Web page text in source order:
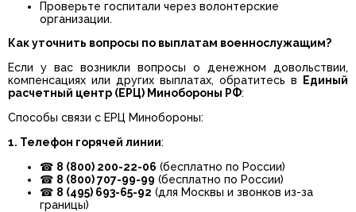
Проверьте госпитали через волонтерские
организации.
Как уточнить вопросы по выплатам военнослужащим?
Если у вас возникли вопросы о денежном довольствии,
компенсациях или других выплатах, обратитесь в
Единый
расчетный центр (ЕРЦ) Минобороны РФ:
Способы связи с ЕРЦ Минобороны:
1. Телефон горячей линии:
☎ 8 (800) 200-22-06 (бесплатно по России)
☎ 8 (800) 707-99-99 (бесплатно по России)
☎ 8 (495) 693-65-92 (для Москвы и звонков из-за
границы)